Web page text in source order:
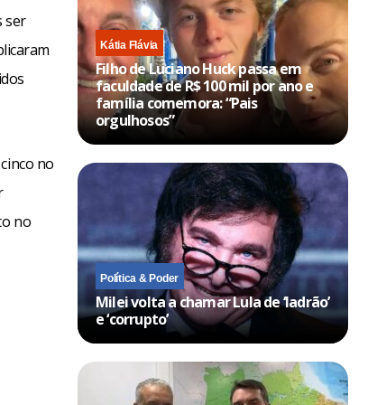
ser
no
no
Kátia Flávia
Filho de Luciano Huck passa em
faculdade de R$ 100 mil por ano e
família comemora: “Pais
orgulhosos”
Política & Poder
Milei volta a chamar Lula de ‘ladrão’
e ‘corrupto’